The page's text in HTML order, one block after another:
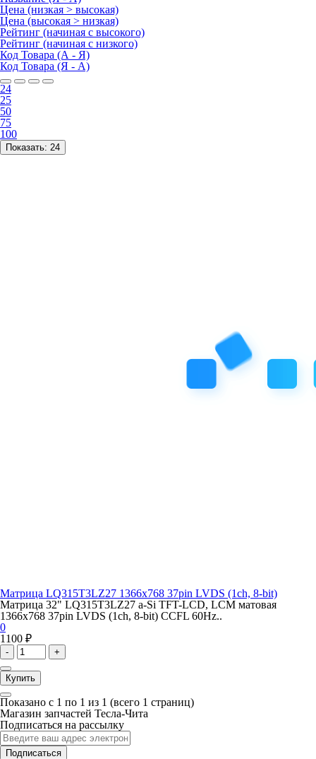
Цена (низкая > высокая)
Цена (высокая > низкая)
Рейтинг (начиная с высокого)
Рейтинг (начиная с низкого)
Код Товара (А - Я)
Код Товара (Я - А)
24
25
50
75
100
Показать: 24
Матрица LQ315T3LZ27 1366x768 37pin LVDS (1ch, 8-bit)
Матрица 32" LQ315T3LZ27 a-Si TFT-LCD, LCM матовая
1366x768 37pin LVDS (1ch, 8-bit) CCFL 60Hz..
0
1100 ₽
- +
Купить
Показано с 1 по 1 из 1 (всего 1 страниц)
Магазин запчастей Тесла-Чита
Подписаться на рассылку
Подписаться